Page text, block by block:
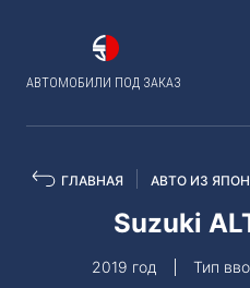
АВТОМОБИЛИ ПОД ЗАКАЗ
ГЛАВНАЯ АВТО ИЗ
Suzuki
2019 год Тип